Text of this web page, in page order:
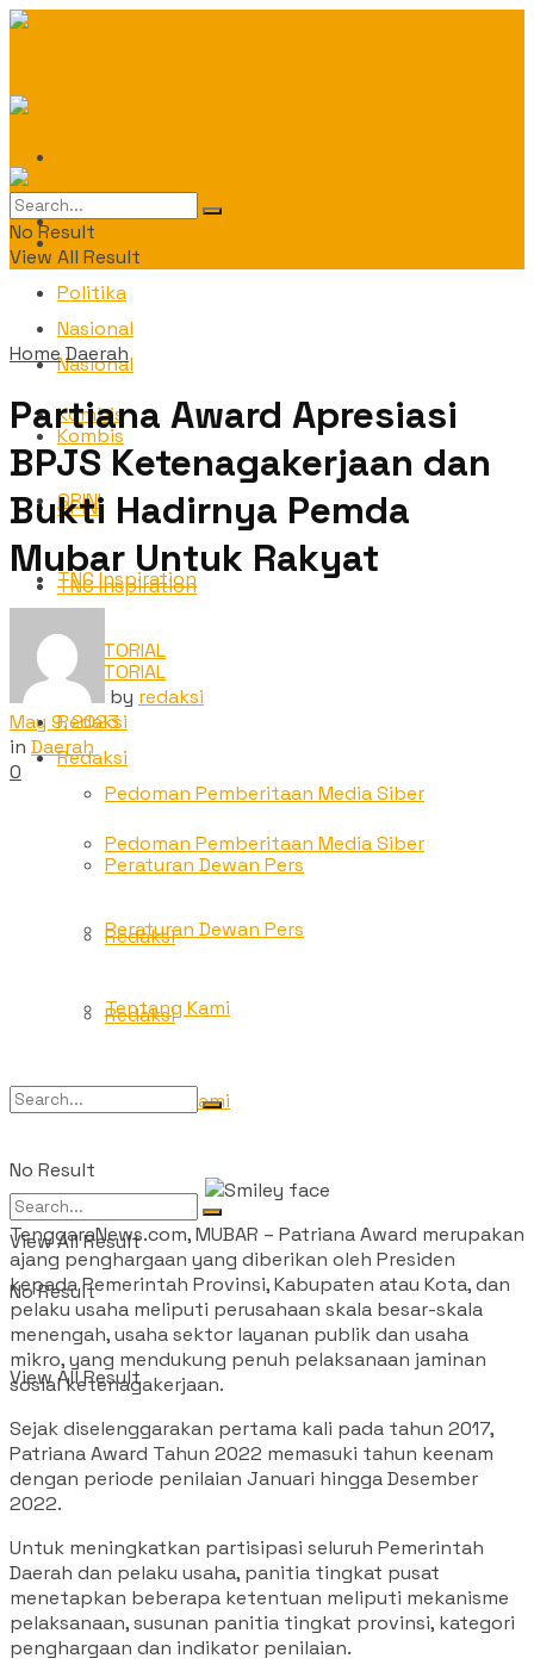
Politika
Nasional
Kombis
OPINI
TNC Inspiration
ADVETORIAL
Redaksi
Pedoman Pemberitaan Media Siber
Peraturan Dewan Pers
Redaksi
Tentang Kami
No Result
View All Result
Daerah
Politika
Nasional
Kombis
OPINI
TNC Inspiration
ADVETORIAL
Redaksi
Pedoman Pemberitaan Media Siber
Peraturan Dewan Pers
Redaksi
Tentang Kami
No Result
View All Result
No Result
View All Result
HomeDaerah
Partiana Award Apresiasi
BPJS Ketenagakerjaan dan
Bukti Hadirnya Pemda
Mubar Untuk Rakyat
by redaksi
May 9, 2023
in Daerah
0
TenggaraNews.com, MUBAR – Patriana Award merupakan
ajang penghargaan yang diberikan oleh Presiden
kepada Pemerintah Provinsi, Kabupaten atau Kota, dan
pelaku usaha meliputi perusahaan skala besar-skala
menengah, usaha sektor layanan publik dan usaha
mikro, yang mendukung penuh pelaksanaan jaminan
sosial ketenagakerjaan.
Sejak diselenggarakan pertama kali pada tahun 2017,
Patriana Award Tahun 2022 memasuki tahun keenam
dengan periode penilaian Januari hingga Desember
2022.
Untuk meningkatkan partisipasi seluruh Pemerintah
Daerah dan pelaku usaha, panitia tingkat pusat
menetapkan beberapa ketentuan meliputi mekanisme
pelaksanaan, susunan panitia tingkat provinsi, kategori
penghargaan dan indikator penilaian.